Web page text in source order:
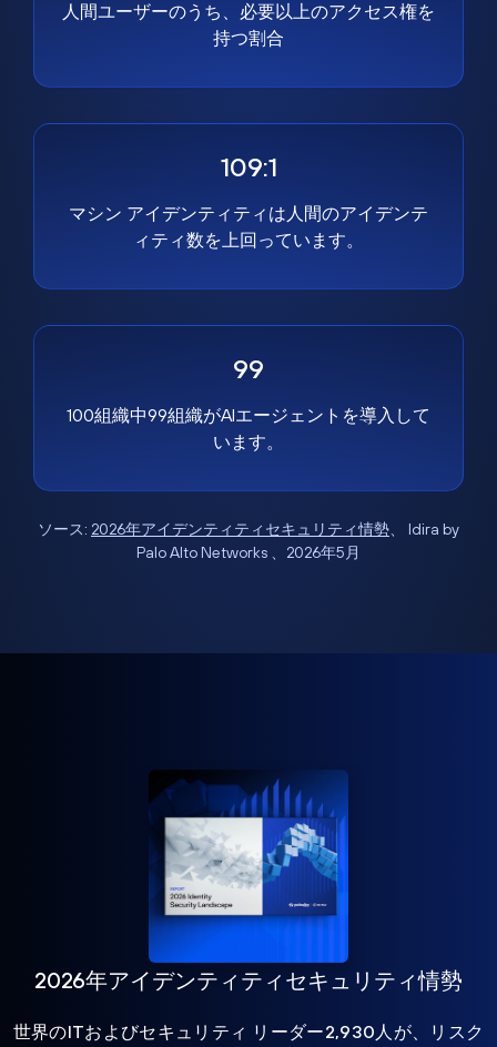
人間ユーザーのうち、必要以上のアクセス権を
持つ割合
109:1
マシン アイデンティティは人間のアイデンテ
ィティ数を上回っています。
99
100組織中99組織がAIエージェントを導入して
います。
ソース: 2026年アイデンティティセキュリティ情勢、 Idira by
Palo Alto Networks 、2026年5月
2026年アイデンティティセキュリティ情勢
世界のITおよびセキュリティ リーダー2,930人が、リスク